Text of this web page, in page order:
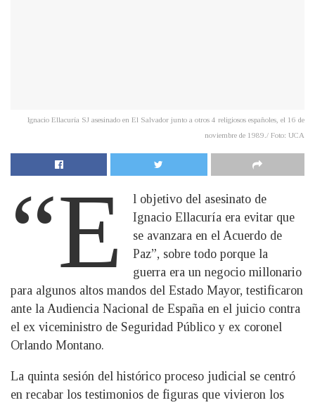
Ignacio Ellacuría SJ asesinado en El Salvador junto a otros 4 religiosos españoles, el 16 de
noviembre de 1989./ Foto: UCA
“E
l objetivo del asesinato de
Ignacio Ellacuría era evitar que
se avanzara en el Acuerdo de
Paz”, sobre todo porque la
guerra era un negocio millonario
para algunos altos mandos del Estado Mayor, testificaron
ante la Audiencia Nacional de España en el juicio contra
el ex viceministro de Seguridad Público y ex coronel
Orlando Montano.
La quinta sesión del histórico proceso judicial se centró
en recabar los testimonios de figuras que vivieron los